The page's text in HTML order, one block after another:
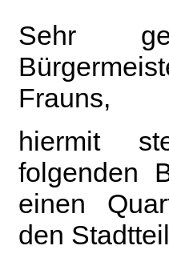
Sehr
Frauns,
hiermit
folgenden
einen
den